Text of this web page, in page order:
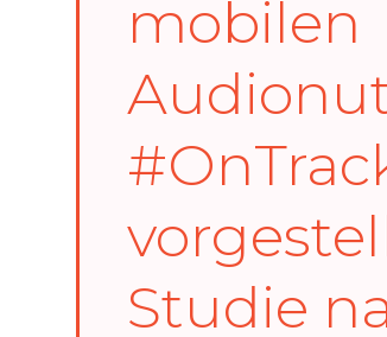
mobilen
Studie